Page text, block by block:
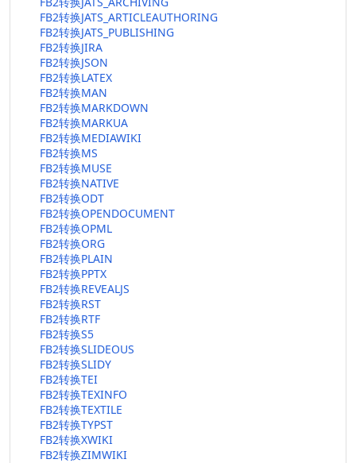
FB2转换JATS_ARTICLEAUTHORING
FB2转换JATS_PUBLISHING
FB2转换JIRA
FB2转换JSON
FB2转换LATEX
FB2转换MAN
FB2转换MARKDOWN
FB2转换MARKUA
FB2转换MEDIAWIKI
FB2转换MS
FB2转换MUSE
FB2转换NATIVE
FB2转换ODT
FB2转换OPENDOCUMENT
FB2转换OPML
FB2转换ORG
FB2转换PLAIN
FB2转换PPTX
FB2转换REVEALJS
FB2转换RST
FB2转换RTF
FB2转换S5
FB2转换SLIDEOUS
FB2转换SLIDY
FB2转换TEI
FB2转换TEXINFO
FB2转换TEXTILE
FB2转换TYPST
FB2转换XWIKI
FB2转换ZIMWIKI